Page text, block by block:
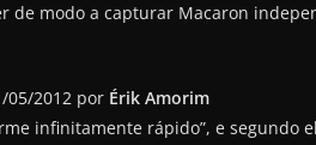
de modo a capturar Macaron
05/2012 por Érik Amorim
infinitamente rápido”, e segundo